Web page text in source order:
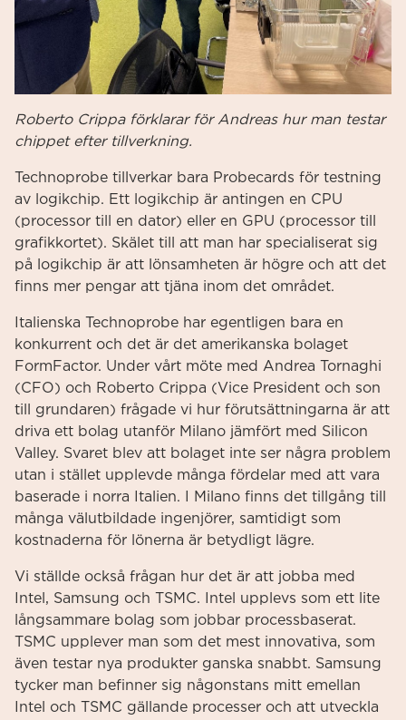
Roberto Crippa förklarar för Andreas hur man testar
chippet efter tillverkning.
Technoprobe tillverkar bara Probecards för testning
av logikchip. Ett logikchip är antingen en CPU
(processor till en dator) eller en GPU (processor till
grafikkortet). Skälet till att man har specialiserat sig
på logikchip är att lönsamheten är högre och att det
finns mer pengar att tjäna inom det området.
Italienska Technoprobe har egentligen bara en
konkurrent och det är det amerikanska bolaget
FormFactor. Under vårt möte med Andrea Tornaghi
(CFO) och Roberto Crippa (Vice President och son
till grundaren) frågade vi hur förutsättningarna är att
driva ett bolag utanför Milano jämfört med Silicon
Valley. Svaret blev att bolaget inte ser några problem
utan i stället upplevde många fördelar med att vara
baserade i norra Italien. I Milano finns det tillgång till
många välutbildade ingenjörer, samtidigt som
kostnaderna för lönerna är betydligt lägre.
Vi ställde också frågan hur det är att jobba med
Intel, Samsung och TSMC. Intel upplevs som ett lite
långsammare bolag som jobbar processbaserat.
TSMC upplever man som det mest innovativa, som
även testar nya produkter ganska snabbt. Samsung
tycker man befinner sig någonstans mitt emellan
Intel och TSMC gällande processer och att utveckla